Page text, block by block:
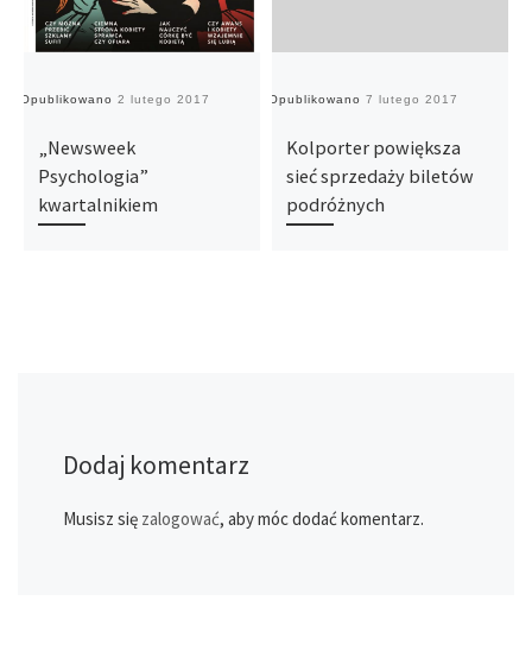
Opublikowano 2 lutego 2017
„Newsweek
Psychologia”
kwartalnikiem
Opublikowano 7 lutego 2017
Kolporter powiększa
sieć sprzedaży biletów
podróżnych
Dodaj komentarz
Musisz się zalogować, aby móc dodać komentarz.